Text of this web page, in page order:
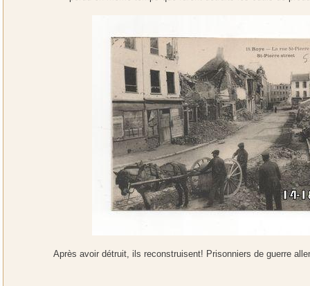
Après avoir détruit, ils reconstruisent! Prisonniers de guerre